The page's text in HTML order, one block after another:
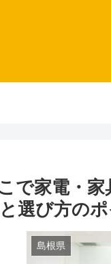
で家電・
選び方のポ
島根県